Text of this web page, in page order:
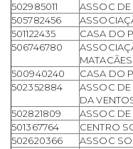
502985011
ASSOC DE
505782456
501122435
CASA DO
506746780
MATACÃES
500940240
CASA DO
502352884
ASSOC DE
DA
502821809
ASSOC
501367764
CENTRO
502620366
ASSOC